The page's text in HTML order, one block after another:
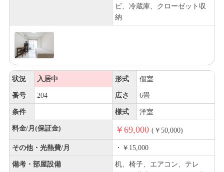
ビ、冷蔵庫、クローゼット収
納
状況 入居中 形式 個室
番号 204 広さ 6畳
条件 様式 洋室
料金/月(保証金) ￥69,000 (￥50,000)
その他・光熱費/月 ・￥15,000
備考・部屋設備
机、椅子、エアコン、テレ